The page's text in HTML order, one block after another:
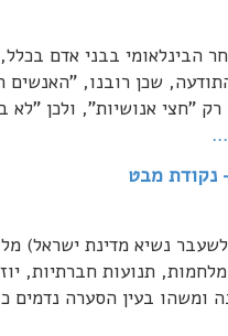
הבינלאומי בבני אדם
שכן רובנו,
"חצי אנושיות", ולכן
…
תנועות חברתיות,
בעין הסערה נדמים